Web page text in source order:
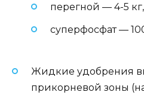
перегной — 4-5 кг,
суперфосфат —
Жидкие удобрения
прикорневой зоны (на